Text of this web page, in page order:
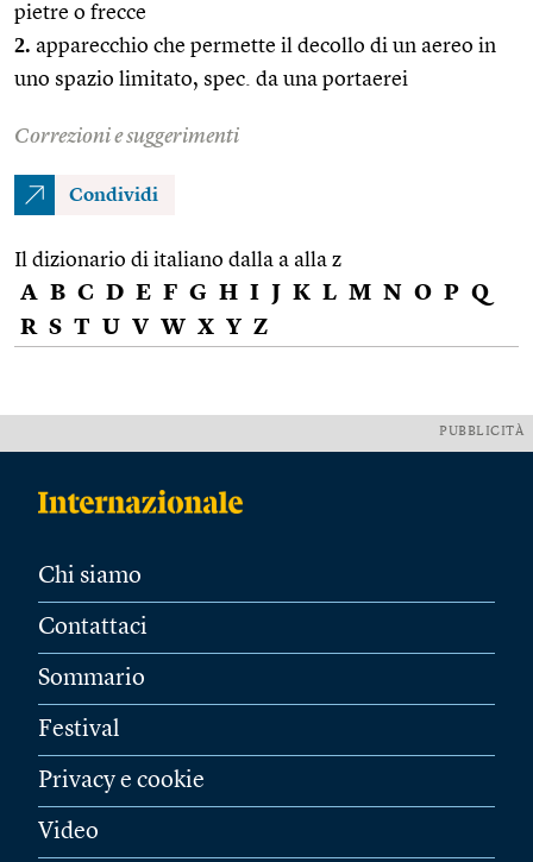
pietre o frecce
2. apparecchio che permette il decollo di un aereo in
uno spazio limitato, spec. da una portaerei
Correzioni e suggerimenti
Condividi
Il dizionario di italiano dalla a alla z
A B C D E F G H I J K L M N O P Q
R S T U V W X Y Z
PUBBLICITÀ
Chi siamo
Contattaci
Sommario
Festival
Privacy e cookie
Video